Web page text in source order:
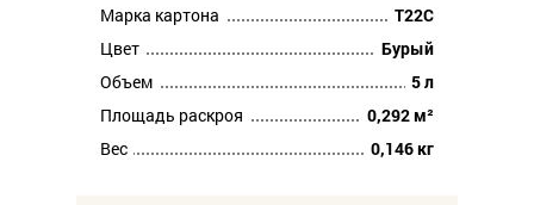
Марка картона
Т22С
Цвет
Бурый
Объем
5 л
Площадь раскроя
0,292 м²
Вес
0,146 кг